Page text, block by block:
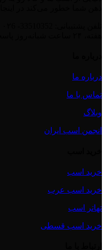
درباره ما
تماس با ما
وبلاگ
انجمن اسب ایران
خرید اسب
خرید اسب عرب
تهاتر اسب
خرید اسب قسطی